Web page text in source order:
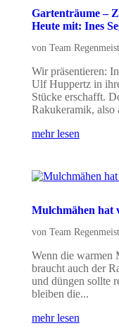
Gartenträume –
Heute mit: Ines
von Team
Wir präsentieren:
Ulf Huppertz in
Stücke erschafft.
Rakukeramik, also
mehr lesen
Mulchmähen hat
von Team
Wenn die warmen
braucht auch der
und düngen sollte
bleiben die...
mehr lesen